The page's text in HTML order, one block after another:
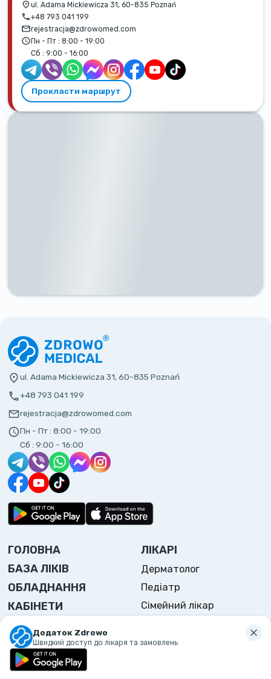
Додаток Zdrowo
Швидкий доступ до лікаря та замовлень
ul. Adama Mickiewicza 31, 60-835 Poznań
+48 793 041 199
rejestracja@zdrowomed.com
Пн - Пт : 8:00 - 19:00
Сб : 9:00 - 16:00
Прокласти маршрут
ul. Adama Mickiewicza 31, 60-835 Poznań
+48 793 041 199
rejestracja@zdrowomed.com
Пн - Пт : 8:00 - 19:00
Сб : 9:00 - 16:00
ГОЛОВНА
БАЗА ЛІКІВ
ОБЛАДНАННЯ
КАБІНЕТИ
ЦІННИК
ВІДГУКИ
ПРО НАС
ЛІКАРІ
Дерматолог
Педіатр
Сімейний лікар
Отоларинголог дитячий